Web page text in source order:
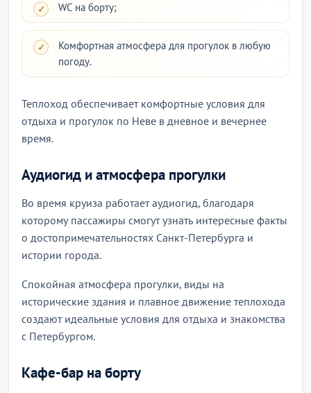
WC на борту;
Комфортная атмосфера для прогулок в любую
погоду.
Теплоход обеспечивает комфортные условия для
отдыха и прогулок по Неве в дневное и вечернее
время.
Аудиогид и атмосфера прогулки
Во время круиза работает аудиогид, благодаря
которому пассажиры смогут узнать интересные факты
о достопримечательностях Санкт-Петербурга и
истории города.
Спокойная атмосфера прогулки, виды на
исторические здания и плавное движение теплохода
создают идеальные условия для отдыха и знакомства
с Петербургом.
Кафе-бар на борту